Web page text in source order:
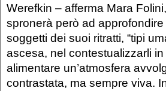
Werefkin – afferma Mara
spronerà però ad
soggetti dei suoi ritratti, “tipi
ascesa, nel contestualizzarli
alimentare un’atmosfera
contrastata, ma sempre viva.